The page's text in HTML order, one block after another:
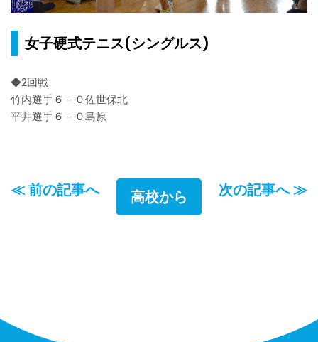
女子硬式テニス(シングルス)
◆2回戦
竹内選手６－０佐世保北
平井選手６－０島原
≪ 前の記事へ 高校から 次の記事へ ≫